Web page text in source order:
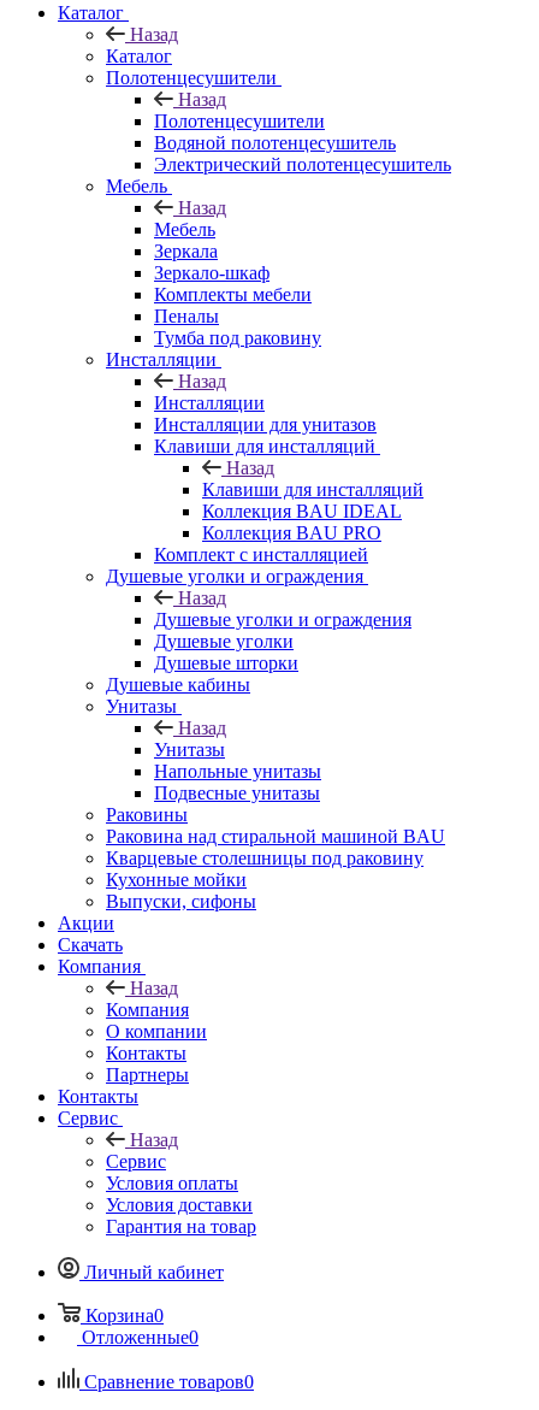
Каталог
Назад
Каталог
Полотенцесушители
Назад
Полотенцесушители
Водяной полотенцесушитель
Электрический полотенцесушитель
Мебель
Назад
Мебель
Зеркала
Зеркало-шкаф
Комплекты мебели
Пеналы
Тумба под раковину
Инсталляции
Назад
Инсталляции
Инсталляции для унитазов
Клавиши для инсталляций
Назад
Клавиши для инсталляций
Коллекция BAU IDEAL
Коллекция BAU PRO
Комплект с инсталляцией
Душевые уголки и ограждения
Назад
Душевые уголки и ограждения
Душевые уголки
Душевые шторки
Душевые кабины
Унитазы
Назад
Унитазы
Напольные унитазы
Подвесные унитазы
Раковины
Раковина над стиральной машиной BAU
Кварцевые столешницы под раковину
Кухонные мойки
Выпуски, сифоны
Акции
Скачать
Компания
Назад
Компания
О компании
Контакты
Партнеры
Контакты
Сервис
Назад
Сервис
Условия оплаты
Условия доставки
Гарантия на товар
Личный кабинет
Корзина0
Отложенные0
Сравнение товаров0